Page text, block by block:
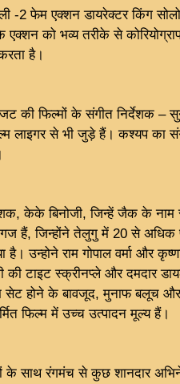
-2 फेम एक्शन डायरेक्टर किंग
एक्शन को भव्य तरीके से
है।
की फिल्मों के संगीत निर्देशक –
लाइगर से भी जुड़े हैं। कश्यप का
केके बिनोजी, जिन्हें जैक के नाम से
हैं, जिन्होंने तेलुगु में 20 से
है। उन्होने राम गोपाल वर्मा और
की टाइट स्क्रीनप्ले और दमदार
सेट होने के बावजूद, मुनाफ बलूच और
फिल्म में उच्च उत्पादन मूल्य हैं।
के साथ रंगमंच से कुछ शानदार